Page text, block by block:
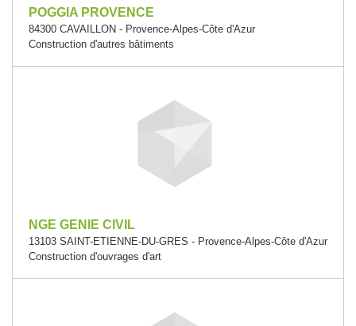
POGGIA PROVENCE
84300 CAVAILLON - Provence-Alpes-Côte d'Azur
Construction d'autres bâtiments
NGE GENIE CIVIL
13103 SAINT-ETIENNE-DU-GRES - Provence-Alpes-Côte d'Azur
Construction d'ouvrages d'art